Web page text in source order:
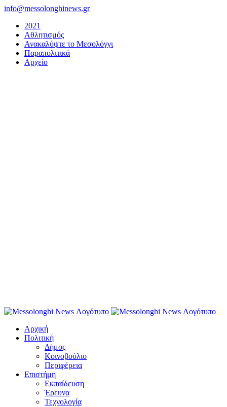
Μετάβαση
περιεχόμενο
info@messolonghinews.gr
2021
Αθλητισμός
Ανακαλύψτε το Μεσολόγγι
Παραπολιτικά
Αρχείο
Αρχική
Πολιτική
Δήμος
Κοινοβούλιο
Περιφέρεια
Επιστήμη
Εκπαίδευση
Έρευνα
Τεχνολογία